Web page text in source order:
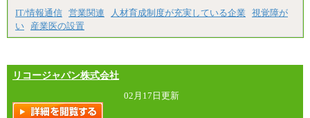
IT/情報通信 営業関連 人材育成制度が充実している企業
視覚障が
い
産業医の設置
リコージャパン株式会社
02月17日更新